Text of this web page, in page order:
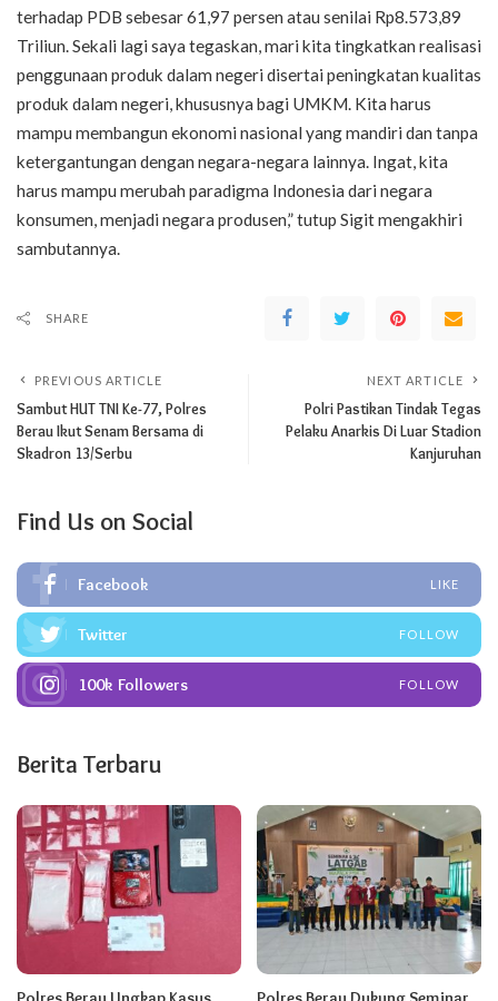
terhadap PDB sebesar 61,97 persen atau senilai Rp8.573,89
Triliun. Sekali lagi saya tegaskan, mari kita tingkatkan realisasi
penggunaan produk dalam negeri disertai peningkatan kualitas
produk dalam negeri, khususnya bagi UMKM. Kita harus
mampu membangun ekonomi nasional yang mandiri dan tanpa
ketergantungan dengan negara-negara lainnya. Ingat, kita
harus mampu merubah paradigma Indonesia dari negara
konsumen, menjadi negara produsen,” tutup Sigit mengakhiri
sambutannya.
SHARE
PREVIOUS ARTICLE
Sambut HUT TNI Ke-77, Polres
Berau Ikut Senam Bersama di
Skadron 13/Serbu
NEXT ARTICLE
Polri Pastikan Tindak Tegas
Pelaku Anarkis Di Luar Stadion
Kanjuruhan
Find Us on Social
Facebook LIKE
Twitter FOLLOW
100k Followers FOLLOW
Berita Terbaru